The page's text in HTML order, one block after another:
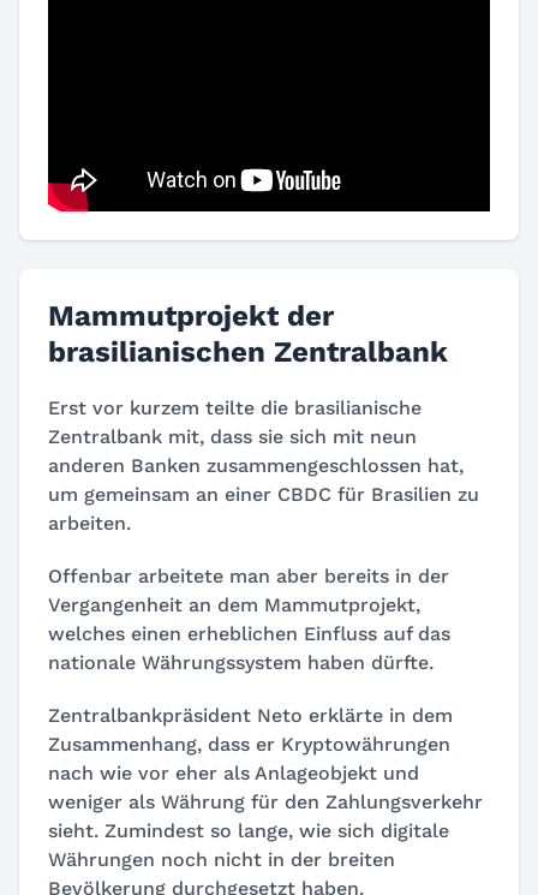
Mammutprojekt der
brasilianischen Zentralbank
Erst vor kurzem teilte die brasilianische
Zentralbank mit, dass sie sich mit neun
anderen Banken zusammengeschlossen hat,
um gemeinsam an einer CBDC für Brasilien zu
arbeiten.
Offenbar arbeitete man aber bereits in der
Vergangenheit an dem Mammutprojekt,
welches einen erheblichen Einfluss auf das
nationale Währungssystem haben dürfte.
Zentralbankpräsident Neto erklärte in dem
Zusammenhang, dass er Kryptowährungen
nach wie vor eher als Anlageobjekt und
weniger als Währung für den Zahlungsverkehr
sieht. Zumindest so lange, wie sich digitale
Währungen noch nicht in der breiten
Bevölkerung durchgesetzt haben.